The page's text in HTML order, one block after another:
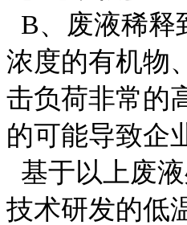
B、废液稀释
浓度的有机物
击负荷非常的
的可能导致企
基于以上废
技术研发的低